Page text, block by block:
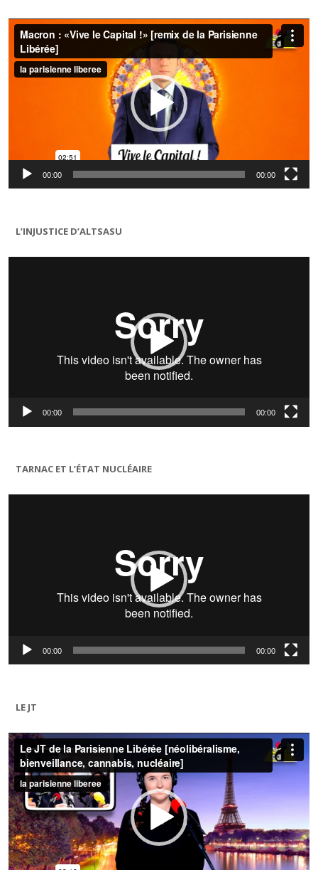
Lecteur
vidéo
00:00 00:00
L’INJUSTICE D’ALTSASU
Lecteur
00:00 00:00
TARNAC ET L’ÉTAT NUCLÉAIRE
Lecteur
00:00 00:00
LE JT
Lecteur
vidéo